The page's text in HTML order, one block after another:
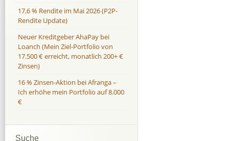
17,6 % Rendite im Mai 2026 (P2P-
Rendite Update)
Neuer Kreditgeber AhaPay bei
Loanch (Mein Ziel-Portfolio von
17.500 € erreicht, monatlich 200+ €
Zinsen)
16 % Zinsen-Aktion bei Afranga –
Ich erhöhe mein Portfolio auf 8.000
€
Suche